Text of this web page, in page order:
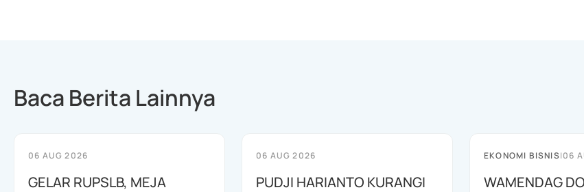
Baca Berita Lainnya
06 AUG 2026
GELAR RUPSLB, MEJA
06 AUG 2026
PUDJI HARIANTO KURANGI
EKONOMI BISNIS|06
WAMENDAG